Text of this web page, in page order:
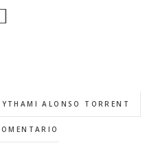
ALONSO TORRENT